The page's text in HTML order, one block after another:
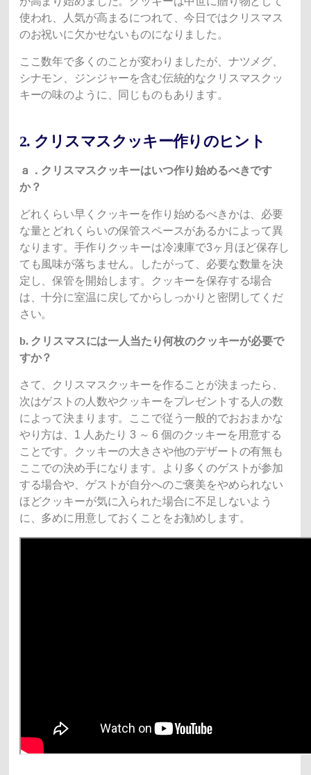
使われ、人気が高まるにつれて、今日ではクリスマス
のお祝いに欠かせないものになりました。
ここ数年で多くのことが変わりましたが、ナツメグ、
シナモン、ジンジャーを含む伝統的なクリスマスクッ
キーの味のように、同じものもあります。
2. クリスマスクッキー作りのヒント
ａ．クリスマスクッキーはいつ作り始めるべきです
か？
どれくらい早くクッキーを作り始めるべきかは、必要
な量とどれくらいの保管スペースがあるかによって異
なります。手作りクッキーは冷凍庫で3ヶ月ほど保存し
ても風味が落ちません。したがって、必要な数量を決
定し、保管を開始します。クッキーを保存する場合
は、十分に室温に戻してからしっかりと密閉してくだ
さい。
b. クリスマスには一人当たり何枚のクッキーが必要で
すか？
さて、クリスマスクッキーを作ることが決まったら、
次はゲストの人数やクッキーをプレゼントする人の数
によって決まります。ここで従う一般的でおおまかな
やり方は、1 人あたり 3 ～ 6 個のクッキーを用意する
ことです。クッキーの大きさや他のデザートの有無も
ここでの決め手になります。より多くのゲストが参加
する場合や、ゲストが自分へのご褒美をやめられない
ほどクッキーが気に入られた場合に不足しないよう
に、多めに用意しておくことをお勧めします。